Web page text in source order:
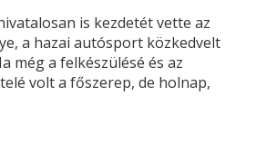
is kezdetét vette az
a hazai autósport közkedvelt
még a felkészülésé és az
volt a főszerep, de holnap,